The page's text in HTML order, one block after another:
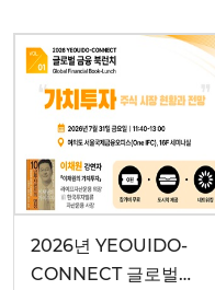
2026년 YEOUIDO-
CONNECT 글로벌